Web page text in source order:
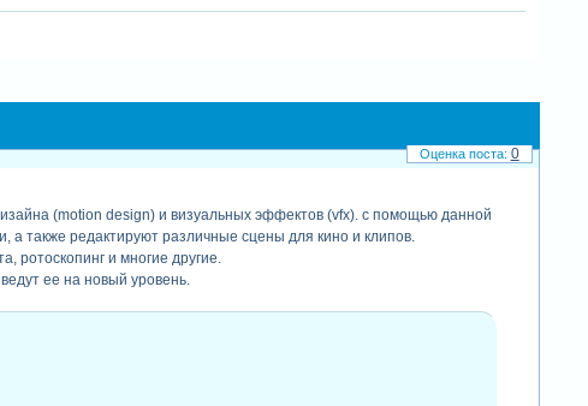
(motion design) и визуальных эффектов (vfx). с помощью данной
также редактируют различные сцены для кино и клипов.
ротоскопинг и многие другие.
ее на новый уровень.
0